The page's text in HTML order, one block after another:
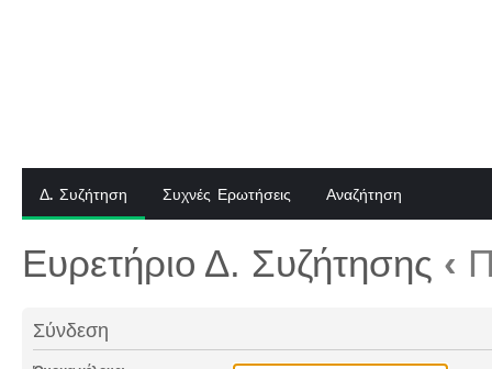
Δ. Συζήτηση Συχνές Ερωτήσεις Αναζήτηση
Ευρετήριο Δ. Συζήτησης ‹
Σύνδεση